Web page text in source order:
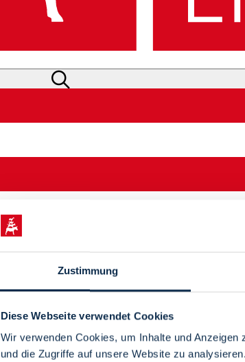
Zustimmung
Diese Webseite verwendet Cookies
Wir verwenden Cookies, um Inhalte und
und die Zugriffe auf unsere Website zu